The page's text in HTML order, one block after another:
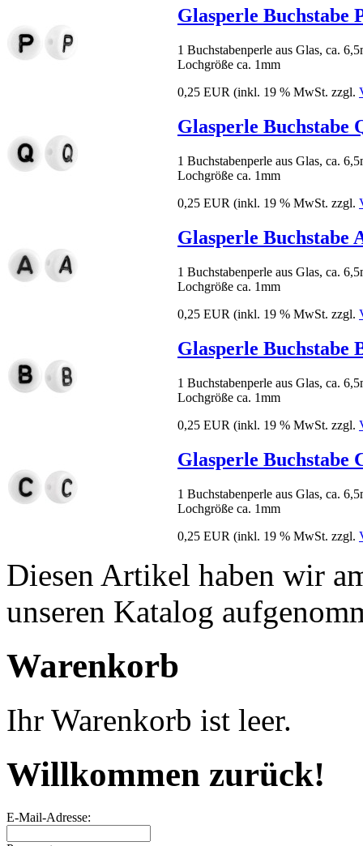
Glasperle Buchstabe
1 Buchstabenperle aus Glas, ca.
Lochgröße ca. 1mm
0,25 EUR (inkl. 19 % MwSt. zzgl.
Glasperle Buchstabe
1 Buchstabenperle aus Glas, ca.
Lochgröße ca. 1mm
0,25 EUR (inkl. 19 % MwSt. zzgl.
Glasperle Buchstabe
1 Buchstabenperle aus Glas, ca.
Lochgröße ca. 1mm
0,25 EUR (inkl. 19 % MwSt. zzgl.
Glasperle Buchstabe
1 Buchstabenperle aus Glas, ca.
Lochgröße ca. 1mm
0,25 EUR (inkl. 19 % MwSt. zzgl.
Glasperle Buchstabe
1 Buchstabenperle aus Glas, ca.
Lochgröße ca. 1mm
0,25 EUR (inkl. 19 % MwSt. zzgl.
Diesen Artikel haben wir
unseren Katalog
Warenkorb
Ihr Warenkorb ist leer.
Willkommen zurück!
E-Mail-Adresse: